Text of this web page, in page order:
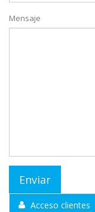
Mensaje
Acceso clientes